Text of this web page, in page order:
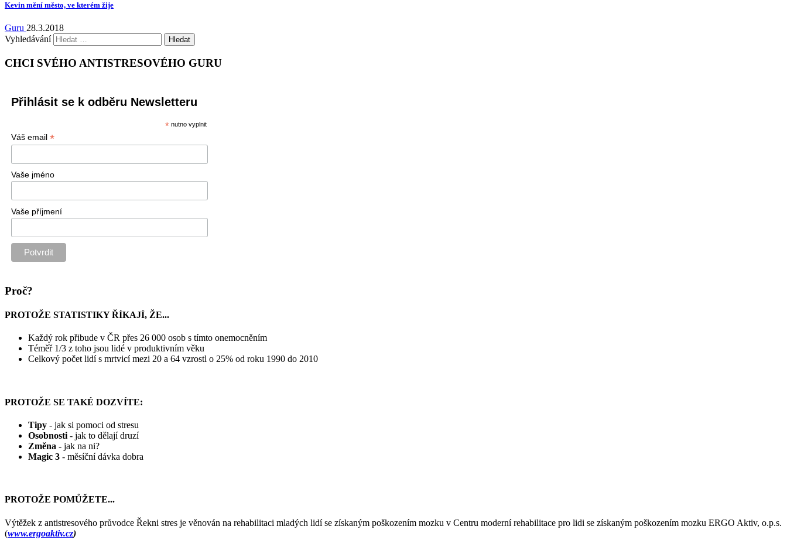
Kevin mění město, ve kterém žije
Guru 28.3.2018
Vyhledávání
CHCI SVÉHO ANTISTRESOVÉHO GURU
Přihlásit se k odběru Newsletteru
* nutno vyplnit
Váš email *
Vaše jméno
Vaše příjmení
Proč?
PROTOŽE STATISTIKY ŘÍKAJÍ, ŽE...
Každý rok přibude v ČR přes 26 000 osob s tímto onemocněním
Téměř 1/3 z toho jsou lidé v produktivním věku
Celkový počet lidí s mrtvicí mezi 20 a 64 vzrostl o 25% od roku 1990 do 2010
PROTOŽE SE TAKÉ DOZVÍTE:
Tipy - jak si pomoci od stresu
Osobnosti - jak to dělají druzí
Změna - jak na ni?
Magic 3 - měsíční dávka dobra
PROTOŽE POMŮŽETE...
Výtěžek z antistresového průvodce Řekni stres je věnován na rehabilitaci mladých lidí se získaným poškozením mozku v Centru moderní rehabilitace pro lidi se získaným poškozením mozku ERGO Aktiv, o.p.s.
(www.ergoaktiv.cz)